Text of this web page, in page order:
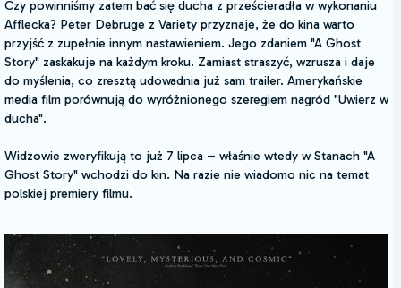
Czy powinniśmy zatem bać się ducha z prześcieradła w wykonaniu
Afflecka? Peter Debruge z Variety przyznaje, że do kina warto
przyjść z zupełnie innym nastawieniem. Jego zdaniem "A Ghost
Story" zaskakuje na każdym kroku. Zamiast straszyć, wzrusza i daje
do myślenia, co zresztą udowadnia już sam trailer. Amerykańskie
media film porównują do wyróżnionego szeregiem nagród "Uwierz w
ducha".
Widzowie zweryfikują to już 7 lipca – właśnie wtedy w Stanach "A
Ghost Story" wchodzi do kin. Na razie nie wiadomo nic na temat
polskiej premiery filmu.